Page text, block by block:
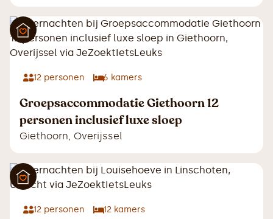
12 personen 6 kamers
Groepsaccommodatie Giethoorn 12
personen inclusief luxe sloep
Giethoorn, Overijssel
12 personen 12 kamers